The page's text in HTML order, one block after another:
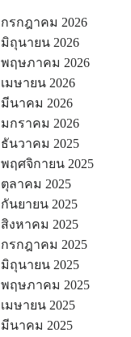
กรกฎาคม 2026
มิถุนายน 2026
พฤษภาคม 2026
เมษายน 2026
มีนาคม 2026
มกราคม 2026
ธันวาคม 2025
พฤศจิกายน 2025
ตุลาคม 2025
กันยายน 2025
สิงหาคม 2025
กรกฎาคม 2025
มิถุนายน 2025
พฤษภาคม 2025
เมษายน 2025
มีนาคม 2025